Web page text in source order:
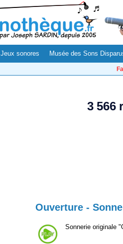
Jeux sonores Musée des Sons
3 566
Ouverture -
Sonnerie originale